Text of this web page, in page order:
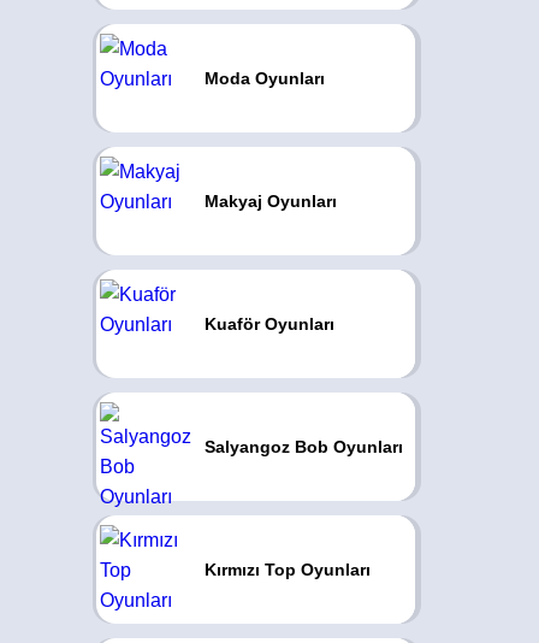
Moda Oyunları
Makyaj Oyunları
Kuaför Oyunları
Salyangoz Bob Oyunları
Kırmızı Top Oyunları